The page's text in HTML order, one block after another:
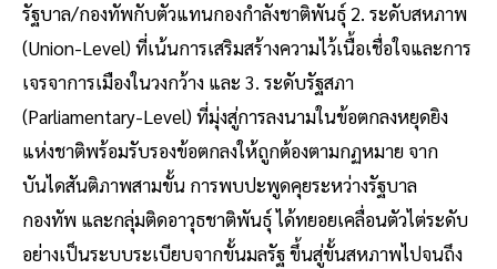
รัฐบาล/กองทัพกับตัวแทนกองกำลังชาติพันธุ์ 2. ระดับสหภาพ
(Union-Level) ที่เน้นการเสริมสร้างความไว้เนื้อเชื่อใจและการ
เจรจาการเมืองในวงกว้าง และ 3. ระดับรัฐสภา
(Parliamentary-Level) ที่มุ่งสู่การลงนามในข้อตกลงหยุดยิง
แห่งชาติพร้อมรับรองข้อตกลงให้ถูกต้องตามกฏหมาย จาก
บันไดสันติภาพสามขั้น การพบปะพูดคุยระหว่างรัฐบาล
กองทัพ และกลุ่มติดอาวุธชาติพันธุ์ ได้ทยอยเคลื่อนตัวไต่ระดับ
อย่างเป็นระบบระเบียบจากขั้นมลรัฐ ขึ้นสู่ขั้นสหภาพไปจนถึง